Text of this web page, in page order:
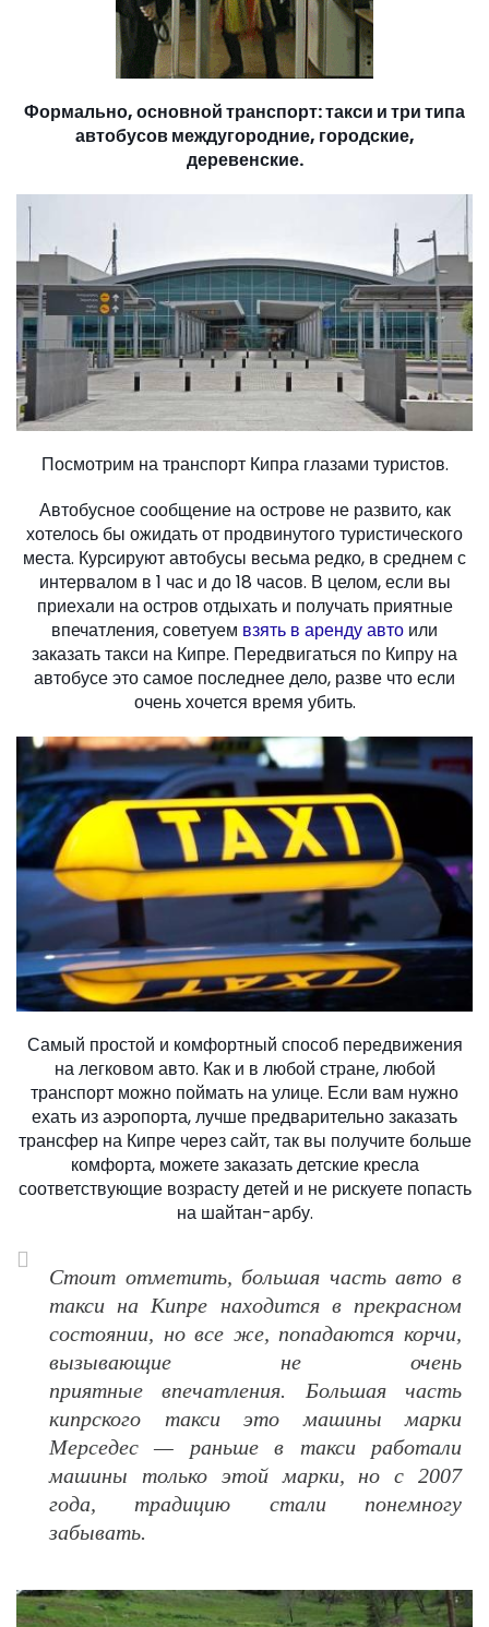
Формально, основной транспорт: такси и три типа
автобусов междугородние, городские,
деревенские.
Посмотрим на транспорт Кипра глазами туристов.
Автобусное сообщение на острове не развито, как
хотелось бы ожидать от продвинутого туристического
места. Курсируют автобусы весьма редко, в среднем с
интервалом в 1 час и до 18 часов. В целом, если вы
приехали на остров отдыхать и получать приятные
впечатления, советуем взять в аренду авто или
заказать такси на Кипре. Передвигаться по Кипру на
автобусе это самое последнее дело, разве что если
очень хочется время убить.
Самый простой и комфортный способ передвижения
на легковом авто. Как и в любой стране, любой
транспорт можно поймать на улице. Если вам нужно
ехать из аэропорта, лучше предварительно заказать
трансфер на Кипре через сайт, так вы получите больше
комфорта, можете заказать детские кресла
соответствующие возрасту детей и не рискуете попасть
на шайтан-арбу.
Стоит отметить, большая часть авто в
такси на Кипре находится в прекрасном
состоянии, но все же, попадаются корчи,
вызывающие не очень
приятные впечатления. Большая часть
кипрского такси это машины марки
Мерседес — раньше в такси работали
машины только этой марки, но с 2007
года, традицию стали понемногу
забывать.